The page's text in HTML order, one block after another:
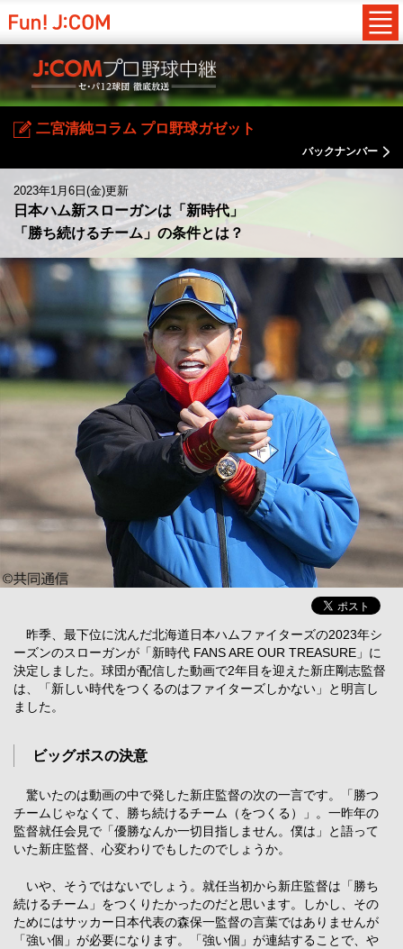
二宮清純コラム プロ野球ガゼット
バックナンバー
2023年1月6日(金)更新
日本ハム新スローガンは「新時代」
「勝ち続けるチーム」の条件とは？
昨季、最下位に沈んだ北海道日本ハムファイターズの2023年シ
ーズンのスローガンが「新時代 FANS ARE OUR TREASURE」に
決定しました。球団が配信した動画で2年目を迎えた新庄剛志監督
は、「新しい時代をつくるのはファイターズしかない」と明言し
ました。
ビッグボスの決意
驚いたのは動画の中で発した新庄監督の次の一言です。「勝つ
チームじゃなくて、勝ち続けるチーム（をつくる）」。一昨年の
監督就任会見で「優勝なんか一切目指しません。僕は」と語って
いた新庄監督、心変わりでもしたのでしょうか。
いや、そうではないでしょう。就任当初から新庄監督は「勝ち
続けるチーム」をつくりたかったのだと思います。しかし、その
ためにはサッカー日本代表の森保一監督の言葉ではありませんが
「強い個」が必要になります。「強い個」が連結することで、や